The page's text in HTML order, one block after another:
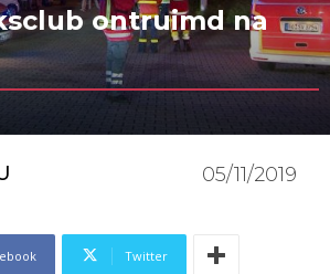
ontruimd na
05/11/2019
Twitter